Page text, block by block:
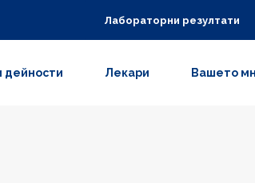
Лабораторни резултати
дейности Лекари Вашето